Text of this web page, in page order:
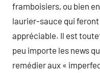
framboisiers, ou bien
laurier-sauce qui
appréciable. Il est
peu importe les news
remédier aux «